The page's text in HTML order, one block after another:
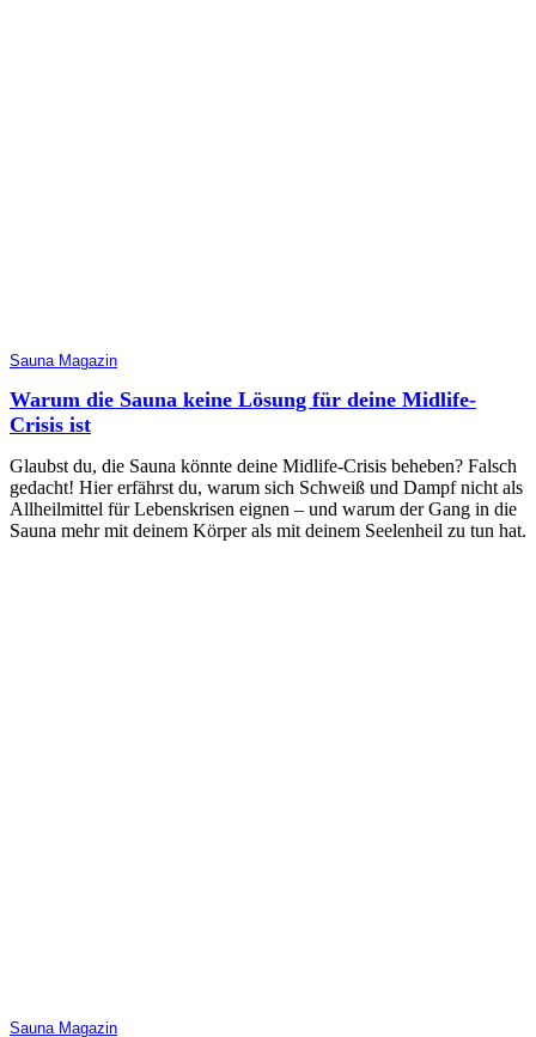
Sauna Magazin
Warum die Sauna keine Lösung für deine Midlife-
Crisis ist
Glaubst du, die Sauna könnte deine Midlife-Crisis beheben? Falsch
gedacht! Hier erfährst du, warum sich Schweiß und Dampf nicht als
Allheilmittel für Lebenskrisen eignen – und warum der Gang in die
Sauna mehr mit deinem Körper als mit deinem Seelenheil zu tun hat.
Sauna Magazin